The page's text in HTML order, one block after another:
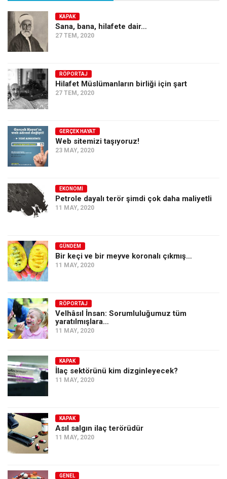
KAPAK
Sana, bana, hilafete dair…
27 TEM, 2020
RÖPORTAJ
Hilafet Müslümanların birliği için şart
27 TEM, 2020
GERÇEK HAYAT
Web sitemizi taşıyoruz!
23 MAY, 2020
EKONOMI
Petrole dayalı terör şimdi çok daha maliyetli
11 MAY, 2020
GÜNDEM
Bir keçi ve bir meyve koronalı çıkmış…
11 MAY, 2020
RÖPORTAJ
Velhâsıl İnsan: Sorumluluğumuz tüm
yaratılmışlara…
11 MAY, 2020
KAPAK
İlaç sektörünü kim dizginleyecek?
11 MAY, 2020
KAPAK
Asıl salgın ilaç terörüdür
11 MAY, 2020
GENEL